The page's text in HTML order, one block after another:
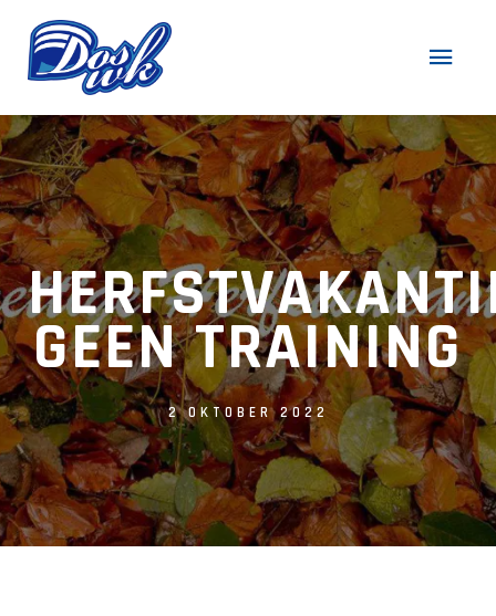
GEEN TRAINING
2 OKTOBER 2022